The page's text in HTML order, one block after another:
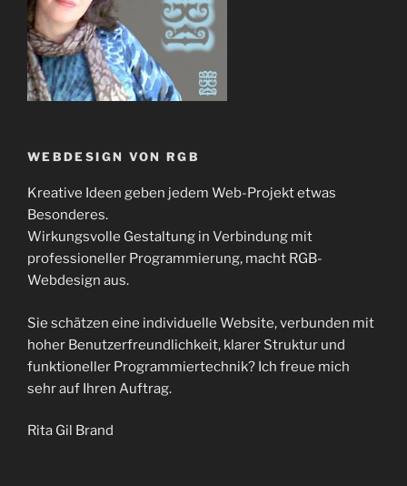
WEBDESIGN VON RGB
Kreative Ideen geben jedem Web-Projekt etwas
Besonderes.
Wirkungsvolle Gestaltung in Verbindung mit
professioneller Programmierung, macht RGB-
Webdesign aus.
Sie schätzen eine individuelle Website, verbunden mit
hoher Benutzerfreundlichkeit, klarer Struktur und
funktioneller Programmiertechnik? Ich freue mich
sehr auf Ihren Auftrag.
Rita Gil Brand